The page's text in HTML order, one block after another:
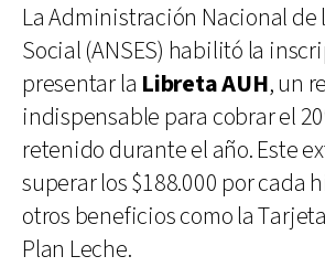
La Administración Nacional de
Social (ANSES) habilitó la
presentar la Libreta AUH, un
indispensable para cobrar el
retenido durante el año. Este
superar los $188.000 por cada
otros beneficios como la
Plan Leche.